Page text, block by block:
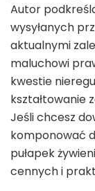
Autor
wysyłanych
aktualnymi
maluchowi
kwestie
kształtowanie
Jeśli chcesz
komponować
pułapek
cennych i